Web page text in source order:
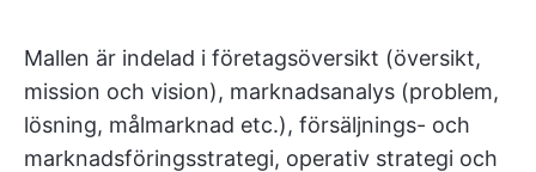
Mallen är indelad i företagsöversikt (översikt,
mission och vision), marknadsanalys (problem,
lösning, målmarknad etc.), försäljnings- och
marknadsföringsstrategi, operativ strategi och